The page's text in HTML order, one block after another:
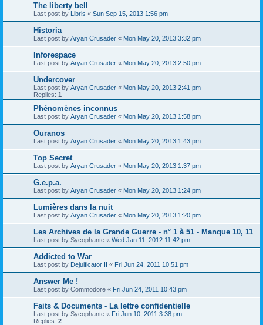
The liberty bell
Last post by Libris « Sun Sep 15, 2013 1:56 pm
Historia
Last post by Aryan Crusader « Mon May 20, 2013 3:32 pm
Inforespace
Last post by Aryan Crusader « Mon May 20, 2013 2:50 pm
Undercover
Last post by Aryan Crusader « Mon May 20, 2013 2:41 pm
Replies: 1
Phénomènes inconnus
Last post by Aryan Crusader « Mon May 20, 2013 1:58 pm
Ouranos
Last post by Aryan Crusader « Mon May 20, 2013 1:43 pm
Top Secret
Last post by Aryan Crusader « Mon May 20, 2013 1:37 pm
G.e.p.a.
Last post by Aryan Crusader « Mon May 20, 2013 1:24 pm
Lumières dans la nuit
Last post by Aryan Crusader « Mon May 20, 2013 1:20 pm
Les Archives de la Grande Guerre - n° 1 à 51 - Manque 10, 11
Last post by Sycophante « Wed Jan 11, 2012 11:42 pm
Addicted to War
Last post by Dejuificator II « Fri Jun 24, 2011 10:51 pm
Answer Me !
Last post by Commodore « Fri Jun 24, 2011 10:43 pm
Faits & Documents - La lettre confidentielle
Last post by Sycophante « Fri Jun 10, 2011 3:38 pm
Replies: 2